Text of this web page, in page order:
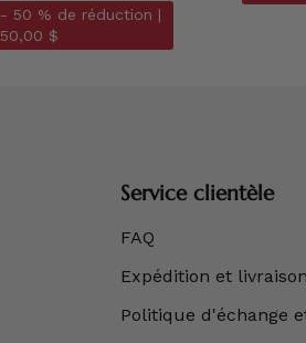
- 50 % de réduction |
50,00 $
Service clientèle
FAQ
Expédition et
Politique d'échange